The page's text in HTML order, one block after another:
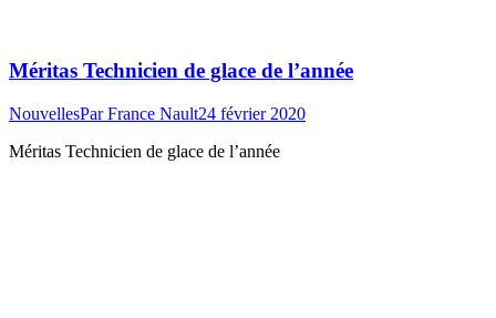
Méritas Technicien de glace de l’année
NouvellesParFrance Nault24 février 2020
Méritas Technicien de glace de l’année